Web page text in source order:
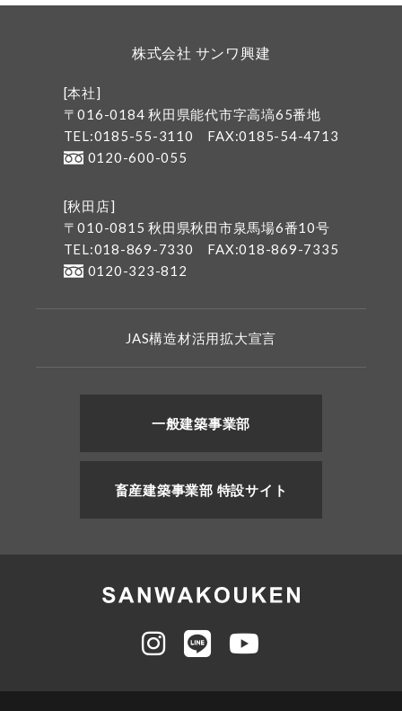
株式会社 サンワ興建
[本社]
〒016-0184 秋田県能代市字高塙65番地
TEL:0185-55-3110
FAX:0185-54-4713
0120-600-055
[秋田店]
〒010-0815 秋田県秋田市泉馬場6番10号
TEL:018-869-7330
FAX:018-869-7335
0120-323-812
JAS構造材活用拡大宣言
一般建築事業部
畜産建築事業部 特設サイト